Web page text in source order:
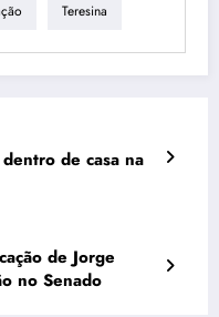
Teresina
de casa na
de Jorge
no Senado